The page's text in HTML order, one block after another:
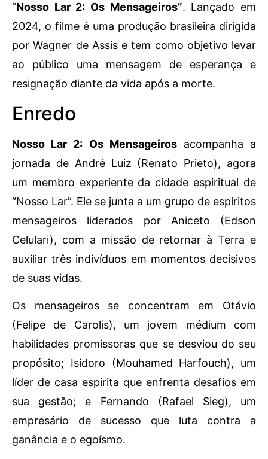
“Nosso Lar 2: Os Mensageiros”. Lançado em
2024, o filme é uma produção brasileira dirigida
por Wagner de Assis e tem como objetivo levar
ao público uma mensagem de esperança e
resignação diante da vida após a morte.
Enredo
Nosso Lar 2: Os Mensageirosacompanha a
jornada de André Luiz (Renato Prieto), agora
um membro experiente da cidade espiritual de
“Nosso Lar”. Ele se junta a um grupo de espíritos
mensageiros liderados por Aniceto (Edson
Celulari), com a missão de retornar à Terra e
auxiliar três indivíduos em momentos decisivos
de suas vidas.
Os mensageiros se concentram em Otávio
(Felipe de Carolis), um jovem médium com
habilidades promissoras que se desviou do seu
propósito; Isidoro (Mouhamed Harfouch), um
líder de casa espírita que enfrenta desafios em
sua gestão; e Fernando (Rafael Sieg), um
empresário de sucesso que luta contra a
ganância e o egoísmo.